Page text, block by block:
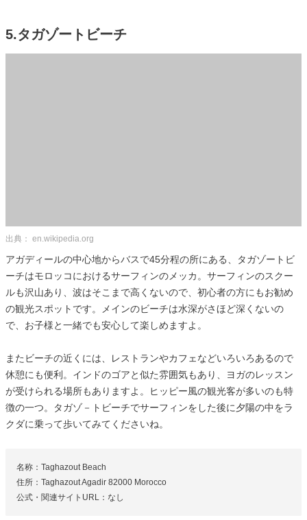
5.タガゾートビーチ
出典： en.wikipedia.org
アガディールの中心地からバスで45分程の所にある、タガゾートビ
ーチはモロッコにおけるサーフィンのメッカ。サーフィンのスクー
ルも沢山あり、波はそこまで高くないので、初心者の方にもお勧め
の観光スポットです。メインのビーチは水深がさほど深くないの
で、お子様と一緒でも安心して楽しめますよ。
またビーチの近くには、レストランやカフェなどいろいろあるので
休憩にも便利。インドのゴアと似た雰囲気もあり、ヨガのレッスン
が受けられる場所もありますよ。ヒッピー風の観光客が多いのも特
徴の一つ。タガゾ－トビーチでサーフィンをした後に夕陽の中をラ
クダに乗って歩いてみてくださいね。
名称：Taghazout Beach
住所：Taghazout Agadir 82000 Morocco
公式・関連サイトURL：なし